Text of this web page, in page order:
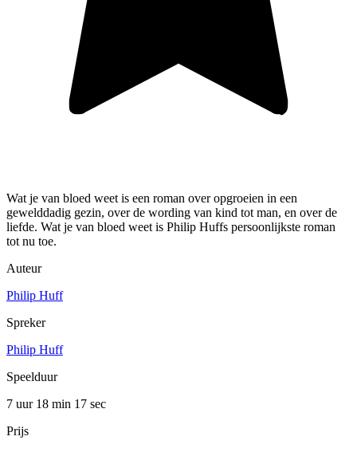
Wat je van bloed weet is een roman over opgroeien in een
gewelddadig gezin, over de wording van kind tot man, en over de
liefde. Wat je van bloed weet is Philip Huffs persoonlijkste roman
tot nu toe.
Auteur
Philip Huff
Spreker
Philip Huff
Speelduur
7 uur 18 min 17 sec
Prijs